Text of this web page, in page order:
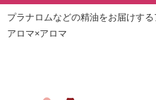
プラナロムなどの精油をお届けす
アロマ×アロマ